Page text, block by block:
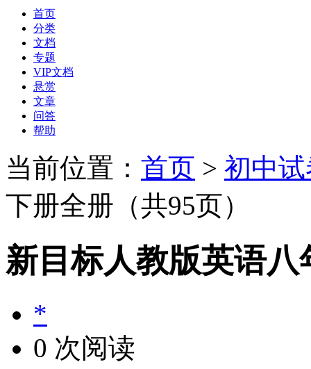
首页
分类
文档
专题
VIP文档
悬赏
文章
问答
帮助
当前位置： 首页 > 初中
下册全册（共95页）
新目标人教版英语
*
0 次阅读